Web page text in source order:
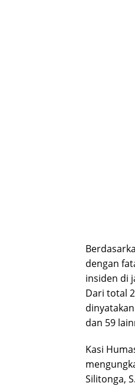
dengan
insiden di
Dari total
dan 59
Kasi
Silitonga,